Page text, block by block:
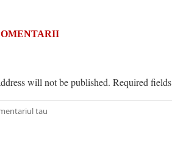
will not be published. Required